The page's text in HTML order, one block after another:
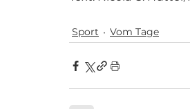
Sport Vom Tage